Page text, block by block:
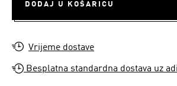
DODAJ U KOŠARICU
Vrijeme dostave
Besplatna standardna dostava uz